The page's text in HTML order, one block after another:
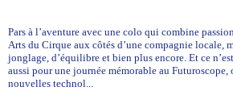
Pars à l’aventure avec une colo qui combine
Arts du Cirque aux côtés d’une compagnie locale,
jonglage, d’équilibre et bien plus encore. Et ce
aussi pour une journée mémorable au Futuroscope,
nouvelles technol...